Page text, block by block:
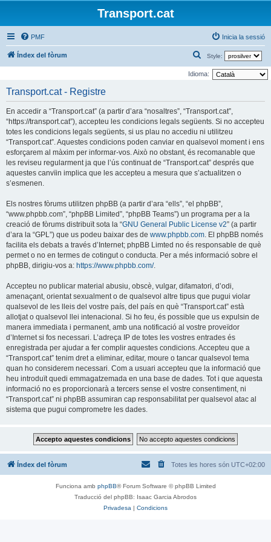
Transport.cat
PMF Inicia la sessió
Índex del fòrum Style:
e
a
Idioma:
Transport.cat - Registre
En accedir a “Transport.cat” (a partir d’ara “nosaltres”, “Transport.cat”,
“https://transport.cat”), accepteu les condicions legals següents. Si no accepteu
totes les condicions legals següents, si us plau no accediu ni utilitzeu
“Transport.cat”. Aquestes condicions poden canviar en qualsevol moment i ens
esforçarem al màxim per informar-vos. Això no obstant, és recomanable que
les reviseu regularment ja que l’ús continuat de “Transport.cat” després que
aquestes canvïin implica que les accepteu a mesura que s’actualitzen o
s’esmenen.
Els nostres fòrums utilitzen phpBB (a partir d’ara “ells”, “el phpBB”,
“www.phpbb.com”, “phpBB Limited”, “phpBB Teams”) un programa per a la
creació de fòrums distribuït sota la “GNU General Public License v2” (a partir
d’ara la “GPL”) que us podeu baixar des de www.phpbb.com . El phpBB només
facilita els debats a través d’Internet; phpBB Limted no és responsable de què
permet o no en termes de cotingut o conducta. Per a més informació sobre el
phpBB, dirigiu-vos a: https://www.phpbb.com/.
Accepteu no publicar material abusiu, obscè, vulgar, difamatori, d’odi,
amenaçant, orientat sexualment o de qualsevol altre tipus que pugui violar
qualsevol de les lleis del vostre país, del país en què “Transport.cat” està
allotjat o qualsevol llei intenacional. Si ho feu, és possible que us expulsin de
manera immediata i permanent, amb una notificació al vostre proveïdor
d’Internet si fos necessari. L’adreça IP de totes les vostres entrades és
enregistrada per ajudar a fer complir aquestes condicions. Accepteu que a
“Transport.cat” tenim dret a eliminar, editar, moure o tancar qualsevol tema
quan ho considerem necessari. Com a usuari accepteu que la informació que
heu introduït quedi emmagatzemada en una base de dades. Tot i que aquesta
informació no es proporcionarà a tercers sense el vostre consentiment, ni
“Transport.cat” ni phpBB assumiran cap responsabilitat per qualsevol atac al
sistema que pugui comprometre les dades.
Índex del fòrum Totes les hores són UTC+02:00
Funciona amb phpBB® Forum Software © phpBB Limited
Traducció del phpBB: Isaac Garcia Abrodos
Privadesa | Condicions